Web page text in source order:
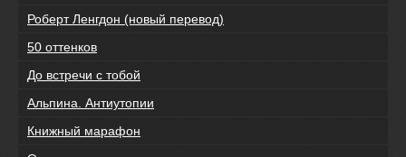
Роберт Ленгдон (новый перевод)
50 оттенков
До встречи с тобой
Альпина. Антиутопии
Книжный марафон